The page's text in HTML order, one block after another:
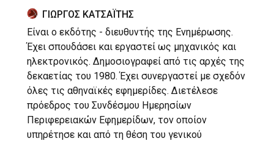
ΓΙΩΡΓΟΣ ΚΑΤΣΑΪΤΗΣ
Είναι ο εκδότης - διευθυντής της Ενημέρωσης.
Έχει σπουδάσει και εργαστεί ως μηχανικός και
ηλεκτρονικός. Δημοσιογραφεί από τις αρχές της
δεκαετίας του 1980. Έχει συνεργαστεί με σχεδόν
όλες τις αθηναϊκές εφημερίδες. Διετέλεσε
πρόεδρος του Συνδέσμου Ημερησίων
Περιφερειακών Εφημερίδων, τον οποίον
υπηρέτησε και από τη θέση του γενικού